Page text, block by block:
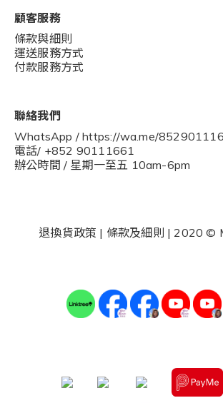
顧客服務
條款與細則
運送服務方式
付款服務方式
聯絡我們
WhatsApp / https://wa.me/
電話/ +852 90111661
辦公時間 / 星期一至五 10am-6pm
退換貨政策 | 條款及細則 | 2020 ©